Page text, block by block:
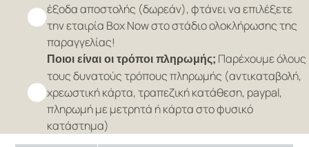
έξοδα αποστολής (δωρεάν), φτάνει να επιλέξετε
την εταιρία Box Now στο στάδιο ολοκλήρωσης της
παραγγελίας!
Ποιοι είναι οι τρόποι πληρωμής; Παρέχουμε όλους
τους δυνατούς τρόπους πληρωμής (αντικαταβολή,
χρεωστική κάρτα, τραπεζική κατάθεση, paypal,
πληρωμή με μετρητά ή κάρτα στο φυσικό
κατάστημα)